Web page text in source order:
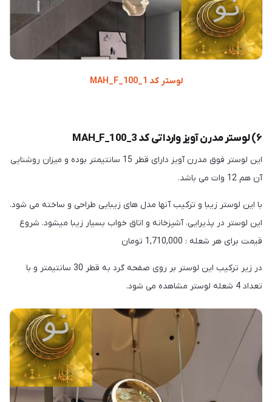
لوستر کد MAH_F_100_1
۶) لوستر مدرن آویز وارداتی کد MAH_F_100_3
این لوستر فوق مدرن آویز دارای قطر 15 سانتیمتر بوده و میزان روشنایی
آن هم 12 وات می باشد.
با این لوستر زیبا و ترکیب آنها مدل های زیبایی طراحی و ساخته می شود.
این لوستر در پذیرایی، آشپزخانه و اتاق خواب بسیار زیبا میشود. شروع
قیمت برای هر شعله : 1,710,000 تومان
در زیر ترکیب این لوستر بر روی صفحه گرد به قطر 30 سانتیمتر و با
تعداد 4 شعله لوستر مشاهده می شود.